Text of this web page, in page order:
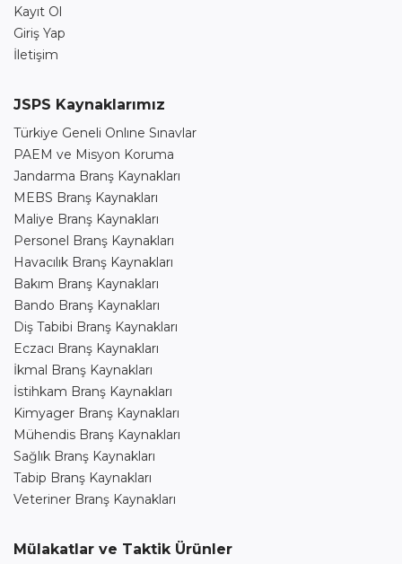
Kayıt Ol
Giriş Yap
İletişim
JSPS Kaynaklarımız
Türkiye Geneli Onlıne Sınavlar
PAEM ve Misyon Koruma
Jandarma Branş Kaynakları
MEBS Branş Kaynakları
Maliye Branş Kaynakları
Personel Branş Kaynakları
Havacılık Branş Kaynakları
Bakım Branş Kaynakları
Bando Branş Kaynakları
Diş Tabibi Branş Kaynakları
Eczacı Branş Kaynakları
İkmal Branş Kaynakları
İstihkam Branş Kaynakları
Kimyager Branş Kaynakları
Mühendis Branş Kaynakları
Sağlık Branş Kaynakları
Tabip Branş Kaynakları
Veteriner Branş Kaynakları
Mülakatlar ve Taktik Ürünler